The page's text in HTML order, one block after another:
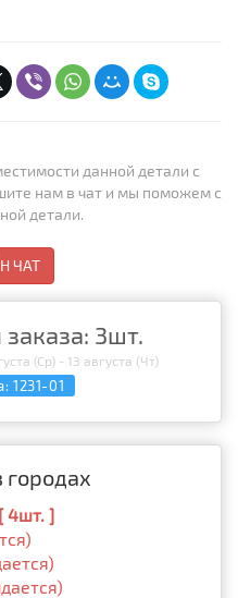
данной детали с
нам в чат и мы поможем с
детали.
ЧАТ
3шт.
(Ср) - 13 августа (Чт)
1231-01
городах
4шт. ]